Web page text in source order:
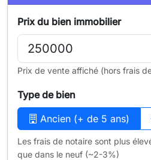
Prix du bien immobilier
Prix de vente affiché (hors frais
Type de bien
Ancien (+ de 5 ans)
Les frais de notaire sont plus
que dans le neuf (~2-3%)